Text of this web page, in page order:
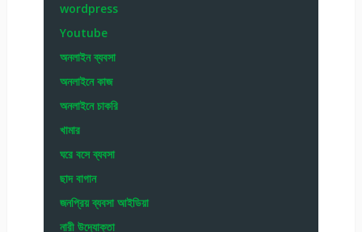
wordpress
Youtube
অনলাইন ব্যবসা
অনলাইনে কাজ
অনলাইনে চাকরি
খামার
ঘরে বসে ব্যবসা
ছাদ বাগান
জনপ্রিয় ব্যবসা আইডিয়া
নারী উদ্যোক্তা